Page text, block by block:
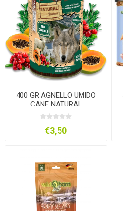
400 GR AGNELLO UMIDO
CANE NATURAL
GREATNESS
€3,50